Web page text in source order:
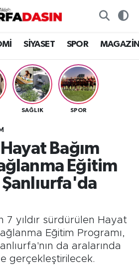
SİYASET SPOR
SAĞLIK SPOR
Bağım
Eğitim
Şanlıurfa'da
7 yıldır sürdürülen Hayat
Eğitim Programı,
da aralarında
gerçekleştirilecek.
Politikası
Durumu ve Fikstür